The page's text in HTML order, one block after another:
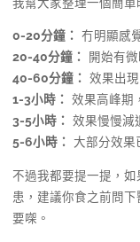
0-20分鐘： 冇明顯感
20-40分鐘：
開始有
40-60分鐘： 效果出
1-3小時： 效果高峰期
3-5小時： 效果慢慢減
5-6小時： 大部分效果
不過我都要提一提，
患，建議你食之前問
要㗎。